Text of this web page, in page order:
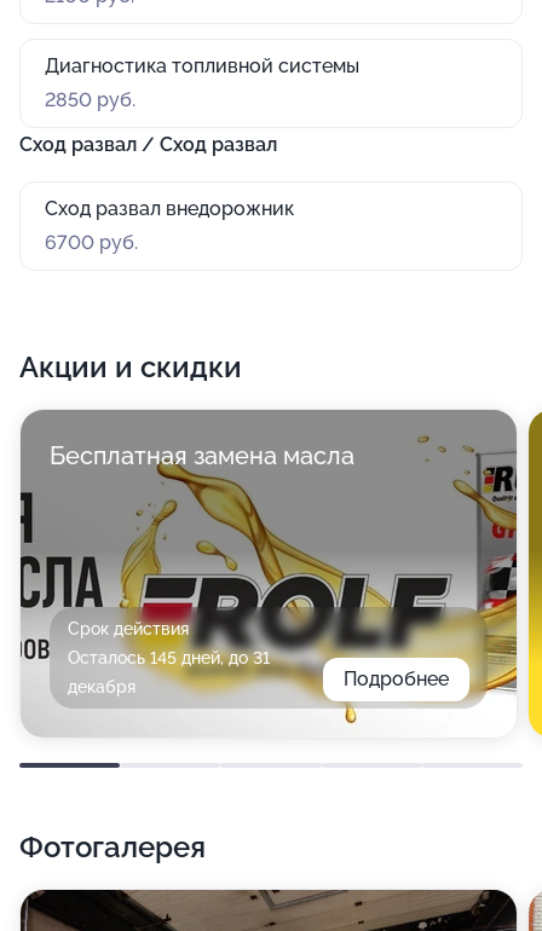
Диагностика топливной системы
2850 руб.
Сход развал / Сход развал
Сход развал внедорожник
6700 руб.
Акции и скидки
Бесплатная замена масла
Срок действия
Осталось 145 дней, до 31
декабря
Подробнее
Фотогалерея